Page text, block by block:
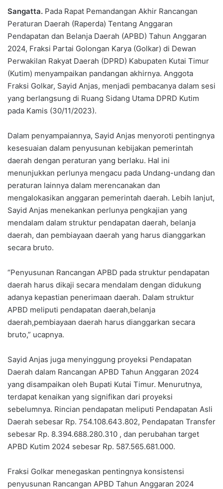
Sangatta. Pada Rapat Pemandangan Akhir Rancangan
Peraturan Daerah (Raperda) Tentang Anggaran
Pendapatan dan Belanja Daerah (APBD) Tahun Anggaran
2024, Fraksi Partai Golongan Karya (Golkar) di Dewan
Perwakilan Rakyat Daerah (DPRD) Kabupaten Kutai Timur
(Kutim) menyampaikan pandangan akhirnya. Anggota
Fraksi Golkar, Sayid Anjas, menjadi pembacanya dalam sesi
yang berlangsung di Ruang Sidang Utama DPRD Kutim
pada Kamis (30/11/2023).
Dalam penyampaiannya, Sayid Anjas menyoroti pentingnya
kesesuaian dalam penyusunan kebijakan pemerintah
daerah dengan peraturan yang berlaku. Hal ini
menunjukkan perlunya mengacu pada Undang-undang dan
peraturan lainnya dalam merencanakan dan
mengalokasikan anggaran pemerintah daerah. Lebih lanjut,
Sayid Anjas menekankan perlunya pengkajian yang
mendalam dalam struktur pendapatan daerah, belanja
daerah, dan pembiayaan daerah yang harus dianggarkan
secara bruto.
“Penyusunan Rancangan APBD pada struktur pendapatan
daerah harus dikaji secara mendalam dengan didukung
adanya kepastian penerimaan daerah. Dalam struktur
APBD meliputi pendapatan daerah,belanja
daerah,pembiayaan daerah harus dianggarkan secara
bruto,” ucapnya.
Sayid Anjas juga menyinggung proyeksi Pendapatan
Daerah dalam Rancangan APBD Tahun Anggaran 2024
yang disampaikan oleh Bupati Kutai Timur. Menurutnya,
terdapat kenaikan yang signifikan dari proyeksi
sebelumnya. Rincian pendapatan meliputi Pendapatan Asli
Daerah sebesar Rp. 754.108.643.802, Pendapatan Transfer
sebesar Rp. 8.394.688.280.310 , dan perubahan target
APBD Kutim 2024 sebesar Rp. 587.565.681.000.
Fraksi Golkar menegaskan pentingnya konsistensi
penyusunan Rancangan APBD Tahun Anggaran 2024